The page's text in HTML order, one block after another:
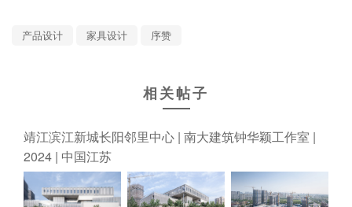
产品设计 家具设计 序赞
相关帖子
靖江滨江新城长阳邻里中心 | 南大建筑钟华颖工作室 |
2024 | 中国江苏